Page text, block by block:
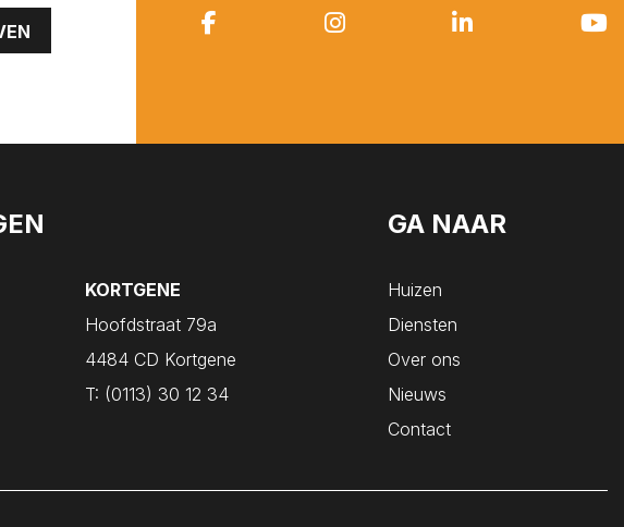
KORTGENE
Hoofdstraat 79a
4484 CD Kortgene
T: (0113) 30 12 34
GA NAAR
Huizen
Diensten
Over ons
Nieuws
Contact